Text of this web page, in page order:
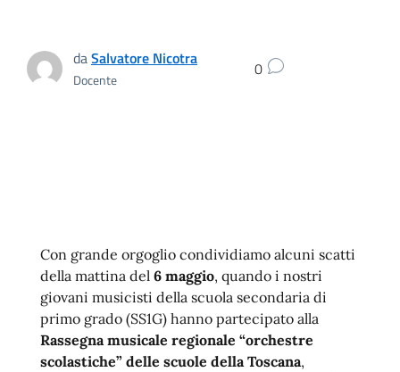
daSalvatore Nicotra
Docente 0
Con grande orgoglio condividiamo alcuni scatti
della mattina del 6 maggio, quando i nostri
giovani musicisti della scuola secondaria di
primo grado (SS1G) hanno partecipato alla
Rassegna musicale regionale “orchestre
scolastiche” delle scuole della Toscana,